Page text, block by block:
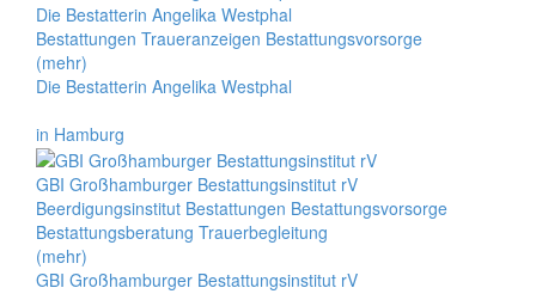
Die Bestatterin Angelika Westphal
Bestattungen Traueranzeigen Bestattungsvorsorge
(mehr)
Die Bestatterin Angelika Westphal
in Hamburg
GBI Großhamburger Bestattungsinstitut rV
Beerdigungsinstitut Bestattungen Bestattungsvorsorge
Bestattungsberatung Trauerbegleitung
(mehr)
GBI Großhamburger Bestattungsinstitut rV